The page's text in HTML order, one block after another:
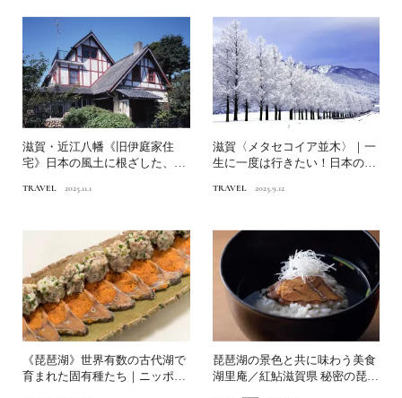
滋賀・近江八幡《旧伊庭家住
宅》日本の風土に根ざした、暮
TRAVEL 2025.11.1
滋賀〈メタセコイア並木〉｜一
生に一度は行きたい！日本の絶
TRAVEL 2025.9.12
《琵琶湖》世界有数の古代湖で
育まれた固有種たち｜ニッポン
琵琶湖の景色と共に味わう美食
湖里庵／紅鮎滋賀県 秘密の琵琶